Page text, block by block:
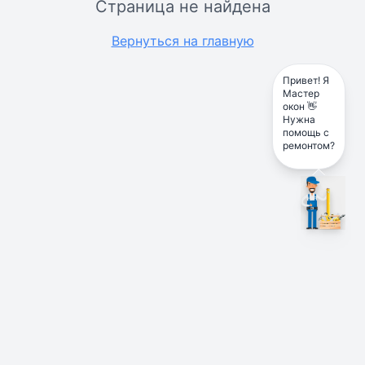
Страница не найдена
Вернуться на главную
Привет! Я
Мастер
окон 👋
Нужна
помощь с
ремонтом?